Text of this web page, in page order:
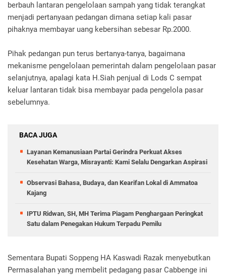
berbauh lantaran pengelolaan sampah yang tidak terangkat
menjadi pertanyaan pedangan dimana setiap kali pasar
pihaknya membayar uang kebersihan sebesar Rp.2000.
Pihak pedangan pun terus bertanya-tanya, ‎bagaimana
mekanisme pengelolaan pemerintah dalam pengelolaan pasar
selanjutnya, apalagi kata H.Siah penjual di Lods C sempat
keluar lantaran tidak bisa membayar pada pengelola pasar
sebelumnya.
BACA JUGA
Layanan Kemanusiaan Partai Gerindra Perkuat Akses
Kesehatan Warga, Misrayanti: Kami Selalu Dengarkan Aspirasi
Observasi Bahasa, Budaya, dan Kearifan Lokal di Ammatoa
Kajang
IPTU Ridwan, SH, MH Terima Piagam Penghargaan Peringkat
Satu dalam Penegakan Hukum Terpadu Pemilu
Sementara Bupati Soppeng HA Kaswadi Razak menyebutkan
Permasalahan yang membelit pedagang pasar Cabbenge ini